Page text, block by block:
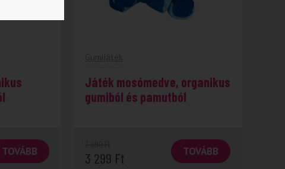
TOVÁBB
Játék mosómedve, organikus
gumiból és pamutból
3 299 Ft TOVÁBB